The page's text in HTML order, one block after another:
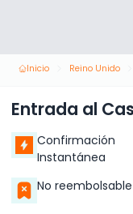
Inicio Reino Unido
Entrada al
Confirmación
Instantánea
No reembolsable